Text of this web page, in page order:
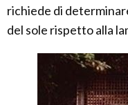
richiede di
del sole rispetto alla